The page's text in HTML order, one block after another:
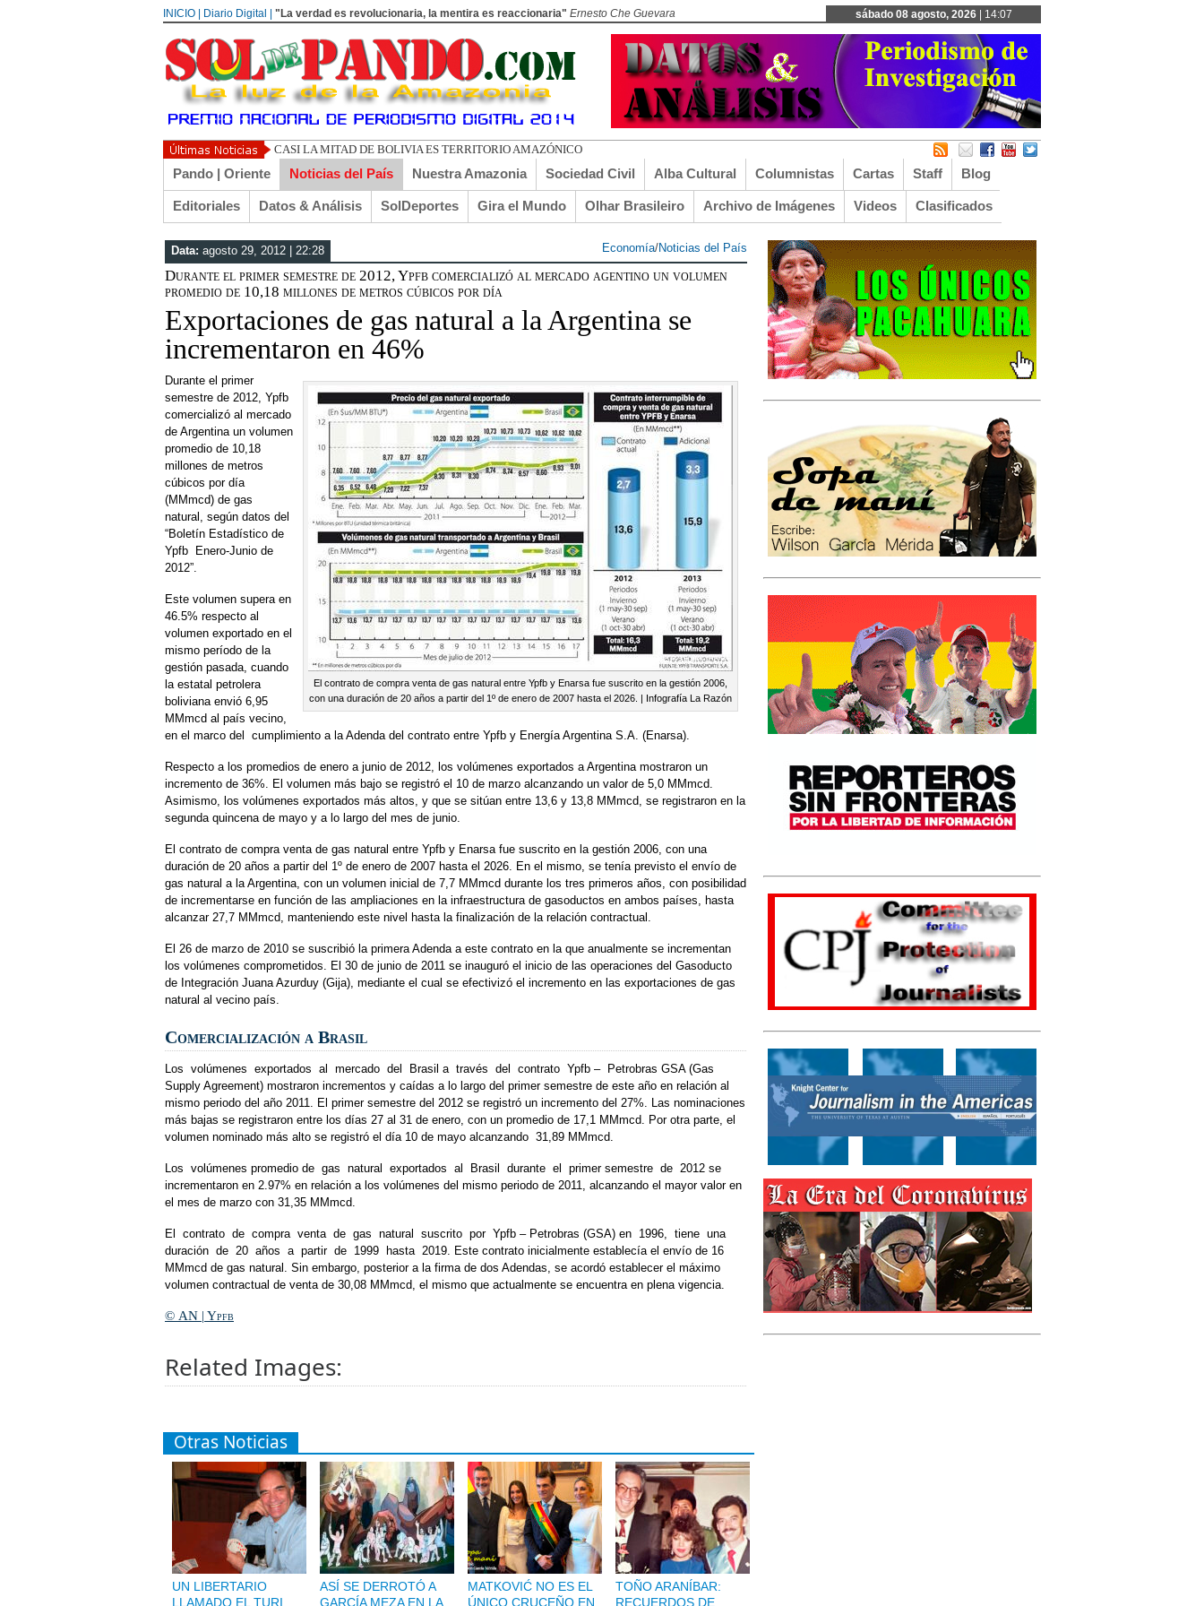
INICIO | Diario Digital | "La verdad es revolucionaria, la mentira es reaccionaria" Ernesto Che Guevara sábado 08 agosto, 2026| 14:07
CASI LA MITAD DE BOLIVIA ES TERRITORIO AMAZÓNICO
Pando | Oriente Noticias del País Nuestra Amazonia Sociedad Civil Alba Cultural Columnistas Cartas Staff Blog
Editoriales Datos & Análisis SolDeportes Gira el Mundo Olhar Brasileiro Archivo de Imágenes Videos Clasificados
Data: agosto 29, 2012 | 22:28 Economía/Noticias del País
Durante el primer semestre de 2012, Ypfb comercializó al mercado agentino un volumen
promedio de 10,18 millones de metros cúbicos por día
Exportaciones de gas natural a la Argentina se
incrementaron en 46%
El contrato de compra venta de gas natural entre Ypfb y Enarsa fue suscrito en la gestión 2006,
con una duración de 20 años a partir del 1º de enero de 2007 hasta el 2026. | Infografía La Razón
Durante el primer
semestre de 2012, Ypfb
comercializó al mercado
de Argentina un volumen
promedio de 10,18
millones de metros
cúbicos por día
(MMmcd) de gas
natural, según datos del
“Boletín Estadístico de
Ypfb Enero-Junio de
2012”.
Este volumen supera en
46.5% respecto al
volumen exportado en el
mismo período de la
gestión pasada, cuando
la estatal petrolera
boliviana envió 6,95
MMmcd al país vecino,
en el marco del cumplimiento a la Adenda del contrato entre Ypfb y Energía Argentina S.A. (Enarsa).
Respecto a los promedios de enero a junio de 2012, los volúmenes exportados a Argentina mostraron un
incremento de 36%. El volumen más bajo se registró el 10 de marzo alcanzando un valor de 5,0 MMmcd.
Asimismo, los volúmenes exportados más altos, y que se sitúan entre 13,6 y 13,8 MMmcd, se registraron en la
segunda quincena de mayo y a lo largo del mes de junio.
El contrato de compra venta de gas natural entre Ypfb y Enarsa fue suscrito en la gestión 2006, con una
duración de 20 años a partir del 1º de enero de 2007 hasta el 2026. En el mismo, se tenía previsto el envío de
gas natural a la Argentina, con un volumen inicial de 7,7 MMmcd durante los tres primeros años, con posibilidad
de incrementarse en función de las ampliaciones en la infraestructura de gasoductos en ambos países, hasta
alcanzar 27,7 MMmcd, manteniendo este nivel hasta la finalización de la relación contractual.
El 26 de marzo de 2010 se suscribió la primera Adenda a este contrato en la que anualmente se incrementan
los volúmenes comprometidos. El 30 de junio de 2011 se inauguró el inicio de las operaciones del Gasoducto
de Integración Juana Azurduy (Gija), mediante el cual se efectivizó el incremento en las exportaciones de gas
natural al vecino país.
Comercialización a Brasil
Los volúmenes exportados al mercado del Brasil a través del contrato Ypfb – Petrobras GSA (Gas
Supply Agreement) mostraron incrementos y caídas a lo largo del primer semestre de este año en relación al
mismo periodo del año 2011. El primer semestre del 2012 se registró un incremento del 27%. Las nominaciones
más bajas se registraron entre los días 27 al 31 de enero, con un promedio de 17,1 MMmcd. Por otra parte, el
volumen nominado más alto se registró el día 10 de mayo alcanzando 31,89 MMmcd.
Los volúmenes promedio de gas natural exportados al Brasil durante el primer semestre de 2012 se
incrementaron en 2.97% en relación a los volúmenes del mismo periodo de 2011, alcanzando el mayor valor en
el mes de marzo con 31,35 MMmcd.
El contrato de compra venta de gas natural suscrito por Ypfb – Petrobras (GSA) en 1996, tiene una
duración de 20 años a partir de 1999 hasta 2019. Este contrato inicialmente establecía el envío de 16
MMmcd de gas natural. Sin embargo, posterior a la firma de dos Adendas, se acordó establecer el máximo
volumen contractual de venta de 30,08 MMmcd, el mismo que actualmente se encuentra en plena vigencia.
© AN | Ypfb
Related Images:
Otras Noticias
UN LIBERTARIO
LLAMADO EL TURI
ASÍ SE DERROTÓ A
GARCÍA MEZA EN LA
MATKOVIĆ NO ES EL
ÚNICO CRUCEÑO EN
TOÑO ARANÍBAR:
RECUERDOS DE